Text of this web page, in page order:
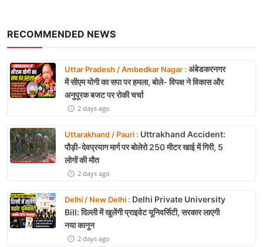
RECOMMENDED NEWS
Uttar Pradesh / Ambedkar Nagar : अंबेडकरनगर
में सीएम योगी का सपा पर हमला, बोले- विपक्ष ने विकास और
अनुपूरक बजट पर रोकी चर्चा
2 days ago
Uttarakhand / Pauri : Uttrakhand Accident:
पौड़ी-देवप्रयाग मार्ग पर बोलेरो 250 मीटर खाई में गिरी, 5
लोगों की मौत
2 days ago
Delhi / New Delhi : Delhi Private University
Bill: दिल्ली में खुलेंगी प्राइवेट यूनिवर्सिटी, सरकार लाएगी
नया कानून
2 days ago